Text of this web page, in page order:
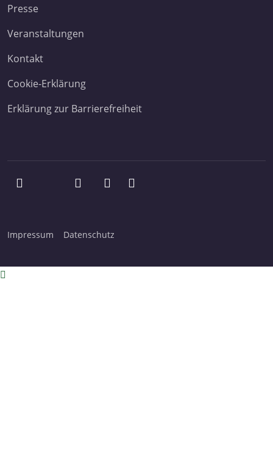
Presse
Veranstaltungen
Kontakt
Cookie-Erklärung
Erklärung zur Barrierefreiheit
Impressum Datenschutz